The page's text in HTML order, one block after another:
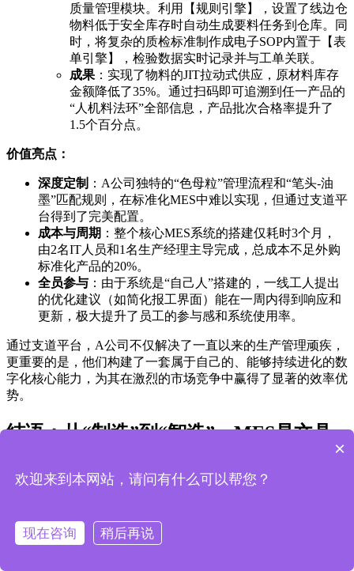
质量管理模块。利用【规则引擎】，设置了线边仓
物料低于安全库存时自动生成要料任务到仓库。同
时，将复杂的质检标准制作成电子SOP内置于【表
单引擎】，检验数据实时记录并与工单关联。
成果 ：实现了物料的JIT拉动式供应，原材料库存
金额降低了35%。通过扫码即可追溯到任一产品的
“人机料法环”全部信息，产品批次合格率提升了
1.5个百分点。
价值亮点：
深度定制 ：A公司独特的“色母粒”管理流程和“笔头-油
墨”匹配规则，在标准化MES中难以实现，但通过支道平
台得到了完美配置。
成本与周期 ：整个核心MES系统的搭建仅耗时3个月，
由2名IT人员和1名生产经理主导完成，总成本不足外购
标准化产品的20%。
全员参与 ：由于系统是“自己人”搭建的，一线工人提出
的优化建议（如简化报工界面）能在一周内得到响应和
更新，极大提升了员工的参与感和系统使用率。
通过支道平台，A公司不仅解决了一直以来的生产管理顽疾，
更重要的是，他们构建了一套属于自己的、能够持续进化的数
字化核心能力，为其在激烈的市场竞争中赢得了显著的效率优
势。
结语：从“制造”到“智造”，MES是文具
细阐述了MES系统如何通过实现生产过程透明化、精益化物
料供应和闭环式质量管控，来逐一击破这些难题，成为驱动效
×
欢迎来到本网站，请问有什么可以帮您？
现在咨询 稍后再说